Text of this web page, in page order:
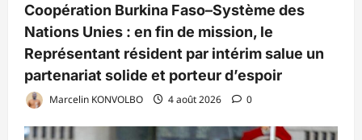
Coopération Burkina Faso–Système des
Nations Unies : en fin de mission, le
Représentant résident par intérim salue un
partenariat solide et porteur d’espoir
Marcelin KONVOLBO 4 août 2026 0